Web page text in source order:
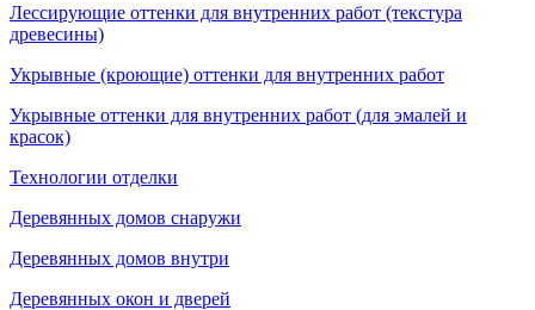
Лессирующие оттенки для внутренних работ (текстура
древесины)
Укрывные (кроющие) оттенки для внутренних работ
Укрывные оттенки для внутренних работ (для эмалей и
красок)
Технологии отделки
Деревянных домов снаружи
Деревянных домов внутри
Деревянных окон и дверей